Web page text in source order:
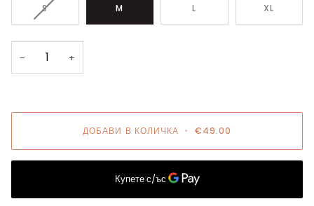
SВАРИАЦИЯТА
НЕ
Е
НАЛИЧНА
M L XL
− +
ДОБАВИ В КОЛИЧКА • €49.00